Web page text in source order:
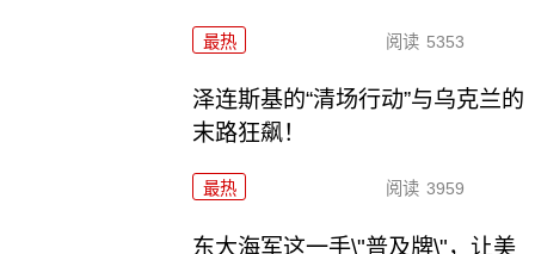
最热 阅读 5353
泽连斯基的“清场行动”与乌克兰的
末路狂飙！
最热 阅读 3959
东大海军这一手\"普及牌\"，让美